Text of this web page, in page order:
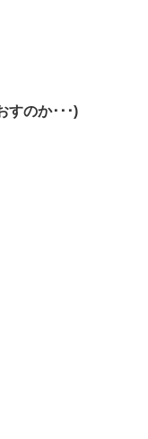
すのか･･･)